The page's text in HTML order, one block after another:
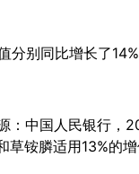
别同比增长了
中国人民银行
铵膦适用13%的增